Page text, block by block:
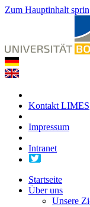
Zum Hauptinhalt
Kontakt LIMES
Impressum
Intranet
Startseite
Über uns
Unsere